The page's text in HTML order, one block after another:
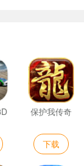
保护我传奇
下载